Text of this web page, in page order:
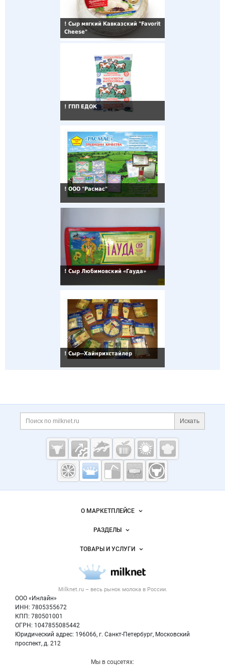
! Сыр мягкий Кавказский "Favorit
Cheese"
! ГПП ЕДОК
! ООО "Расмас"
! Сыр Любимовский «Гауда»
! Сыр--Хайнрихстайлер
Дополнительная информация
Поиск по сайту и
Искать
Cсылки на полезные проекты
Молочная
промышленность
Milknet.ru
Важные разделы и контакты
Milknet.ru – весь рынок молока в России.
ООО «Инлайн»
ИНН: 7805355672
КПП: 780501001
ОГРН: 1047855085442
Юридический адрес: 196066, г. Санкт-Петербург, Московский
проспект, д. 212
Навигация по сайтуО МАРКЕТПЛЕЙСЕ
Размещение рекламы
Публичная оферта
Контактная информация
Политика обработки персональных данных
РАЗДЕЛЫ
Новости рынка
ТОВАРЫ И УСЛУГИ
Молочная продукция
Вторичное сырье
Оборудование
Мы в соцсетях: